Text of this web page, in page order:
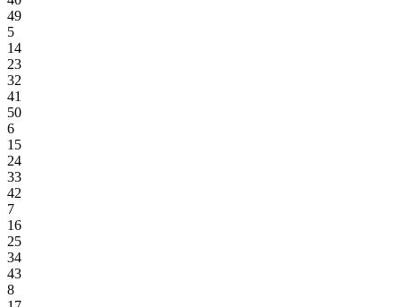
49
5
14
23
32
41
50
6
15
24
33
42
7
16
25
34
43
8